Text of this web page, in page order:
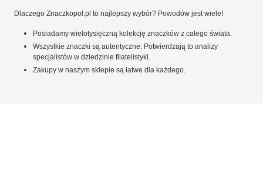
Dlaczego Znaczkopol.pl to najlepszy wybór? Powodów jest wiele!
Posiadamy wielotysięczną kolekcję znaczków z całego świata.
Wszystkie znaczki są autentyczne. Potwierdzają to analizy
specjalistów w dziedzinie filatelistyki.
Zakupy w naszym sklepie są łatwe dla każdego.